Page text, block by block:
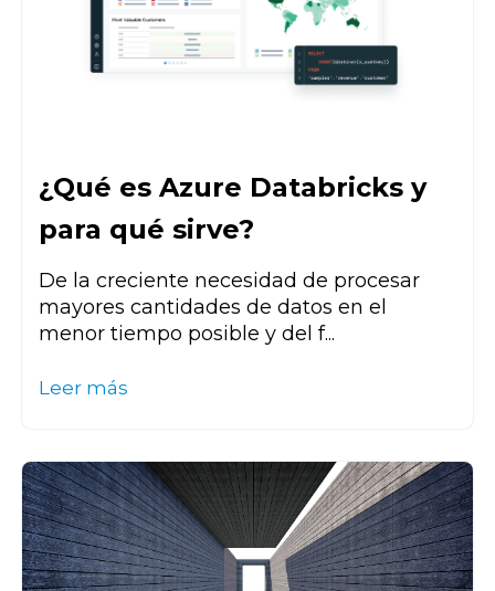
¿Qué es Azure Databricks y
para qué sirve?
De la creciente necesidad de procesar
mayores cantidades de datos en el
menor tiempo posible y del f...
Leer más